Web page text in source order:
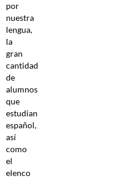
por
nuestra
lengua,
la
gran
cantidad
de
alumnos
que
estudian
español,
así
como
el
elenco